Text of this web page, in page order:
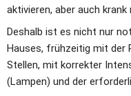
aktivieren, aber auch krank
Deshalb ist es nicht nur
Hauses, frühzeitig mit der
Stellen, mit korrekter
(Lampen) und der